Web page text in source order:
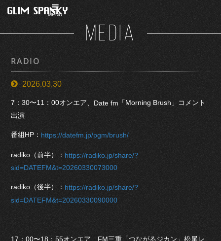
MENU
MEDIA
RADIO
2026.03.30
7：30〜11：00オンエア、 Date fm 「Morning Brush」コメント
出演
番組HP： https://datefm.jp/pgm/brush/
radiko（前半）： https://radiko.jp/share/?
sid=DATEFM&t=20260330073000
radiko（後半）： https://radiko.jp/share/?
sid=DATEFM&t=20260330090000
17：00〜18：55オンエア、FM三重「つながるジカン」松尾レ